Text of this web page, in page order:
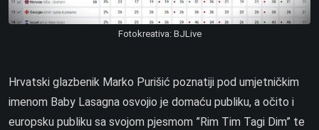
Fotokreativa: BJLive
Hrvatski glazbenik Marko Purišić poznatiji pod umjetničkim
imenom Baby Lasagna osvojio je domaću publiku, a očito i
europsku publiku sa svojom pjesmom ”Rim Tim Tagi Dim” te